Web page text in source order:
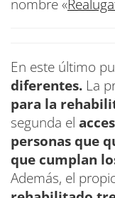
nombre «
En este último
diferentes. La
para la
segunda el
personas que
que cumplan
Además, el